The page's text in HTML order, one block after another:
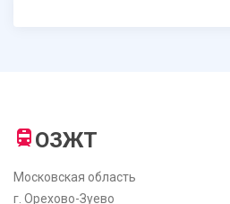
ОЗЖТ
Московская область
г. Орехово-Зуево